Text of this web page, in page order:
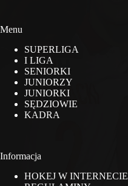
Menu
SUPERLIGA
I LIGA
SENIORKI
JUNIORZY
JUNIORKI
SĘDZIOWIE
KADRA
Informacja
HOKEJ W INTERNECIE